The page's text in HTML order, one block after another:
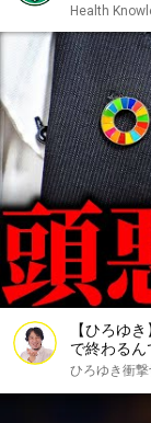
Health
【ひろゆ
で終わるん
正直言いま
ひろゆき衝